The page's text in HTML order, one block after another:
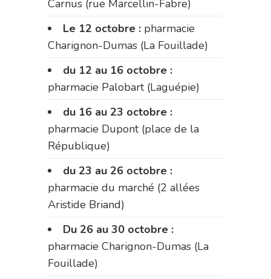
Carnus (rue Marcellin-Fabre)
Le 12 octobre : pharmacie
Charignon-Dumas (La Fouillade)
du 12 au 16 octobre :
pharmacie Palobart (Laguépie)
du 16 au 23 octobre :
pharmacie Dupont (place de la
République)
du 23 au 26 octobre :
pharmacie du marché (2 allées
Aristide Briand)
Du 26 au 30 octobre :
pharmacie Charignon-Dumas (La
Fouillade)